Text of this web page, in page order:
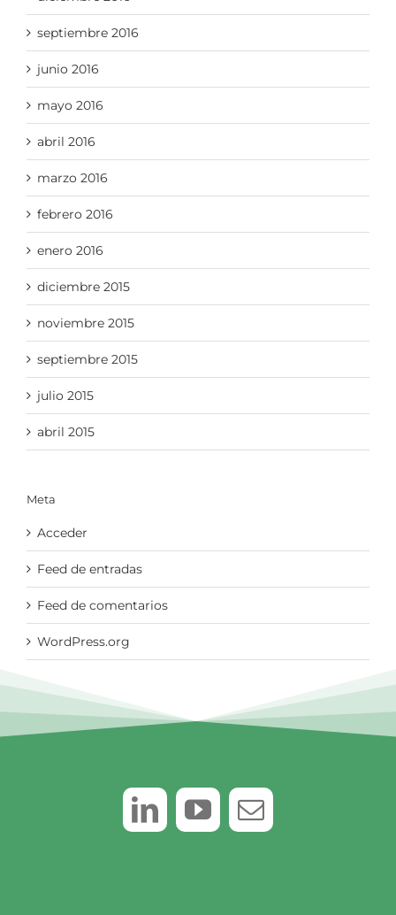
septiembre 2016
junio 2016
mayo 2016
abril 2016
marzo 2016
febrero 2016
enero 2016
diciembre 2015
noviembre 2015
septiembre 2015
julio 2015
abril 2015
Meta
Acceder
Feed de entradas
Feed de comentarios
WordPress.org